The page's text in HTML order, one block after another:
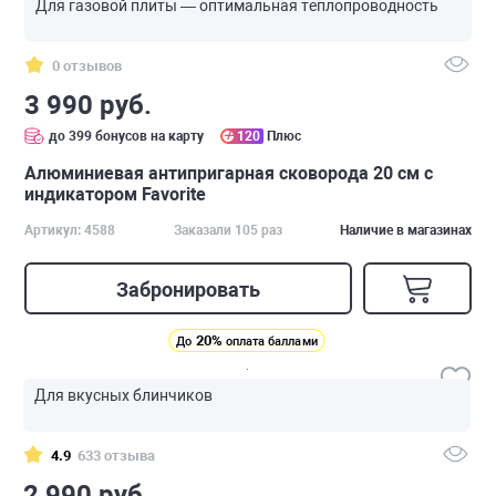
Для газовой плиты — оптимальная теплопроводность
0 отзывов
3 990 руб.
до 399 бонусов на карту 120 Плюс
Алюминиевая антипригарная сковорода 20 см с
индикатором Favorite
Артикул: 4588 Заказали 105 раз Наличие в магазинах
Забронировать
До 20% оплата баллами
Для вкусных блинчиков
4.9 633 отзыва